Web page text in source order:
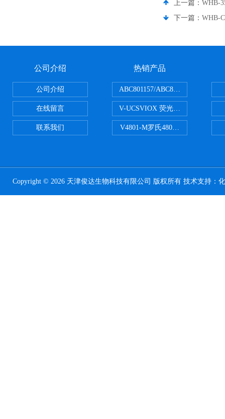
上一篇： WHB-
下一篇： WHB-
公司介绍
公司介绍
在线留言
联系我们
热销产品
ABC801157/ABC801506ABC常规
V-UCSVIOX 荧光定量封板膜
V4801-M罗氏480适配96孔板 PCR
Copyright © 2026 天津俊达生物科技有限公司 版权所有 技术支持：